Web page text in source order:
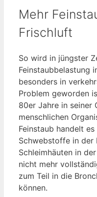
Mehr
Frischluft
So wird in jüngster
Feinstaubbelastung
besonders in
Problem geworden
80er Jahre in seiner
menschlichen
Feinstaub handelt
Schwebstoffe in der
Schleimhäuten in
nicht mehr
zum Teil in die
können.